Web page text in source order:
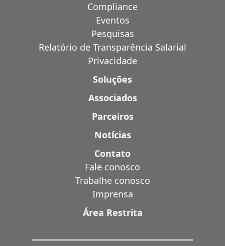
Compliance
Eventos
Pesquisas
Relatório de Transparência Salarial
Privacidade
Soluções
Associados
Parceiros
Notícias
Contato
Fale conosco
Trabalhe conosco
Imprensa
Área Restrita